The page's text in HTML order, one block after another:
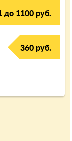
до 1100 руб.
360 руб.